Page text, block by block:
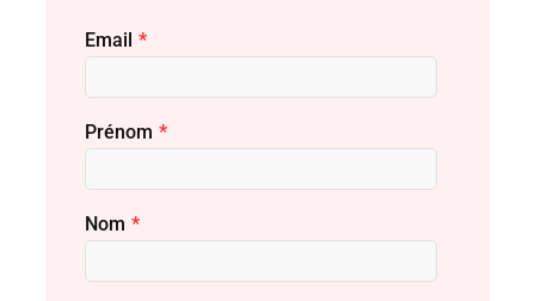
Email *
Prénom *
Nom *